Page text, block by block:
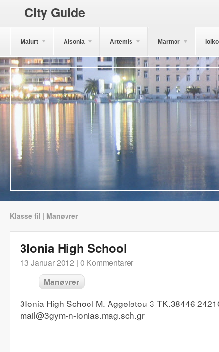
City Guide
Malurt Aisonia Artemis Marmor
Klasse fil | Manøvrer
3Ionia High School
13 Januar 2012 | 0 Kommentarer
Manøvrer
3Ionia High School M. Aggeletou 3 TK.38446
mail@3gym-n-ionias.mag.sch.gr